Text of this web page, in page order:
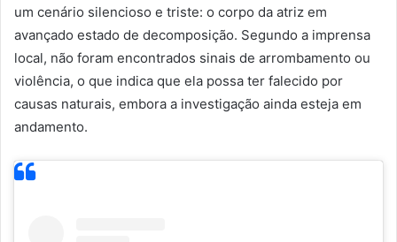
um cenário silencioso e triste: o corpo da atriz em
avançado estado de decomposição. Segundo a imprensa
local, não foram encontrados sinais de arrombamento ou
violência, o que indica que ela possa ter falecido por
causas naturais, embora a investigação ainda esteja em
andamento.